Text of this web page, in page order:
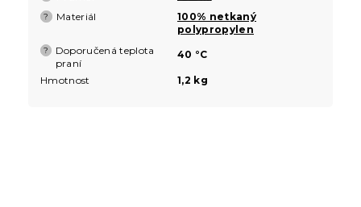
? Materiál
100% netkaný
polypropylen
?
Doporučená teplota
praní
40 °C
Hmotnost 1,2 kg